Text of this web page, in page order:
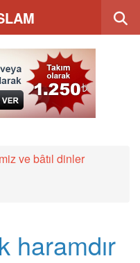
ve bâtıl dinler
haramdır